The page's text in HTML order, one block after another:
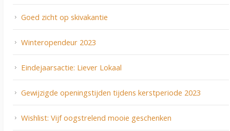
Goed zicht op skivakantie
Winteropendeur 2023
Eindejaarsactie: Liever Lokaal
Gewijzigde openingstijden tijdens kerstperiode 2023
Wishlist: Vijf oogstrelend mooie geschenken